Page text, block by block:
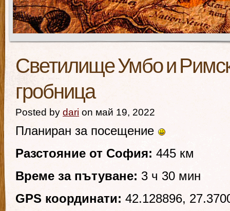
Светилище Умбо и
гробница
Posted by dari on май 19, 2022
Планиран за посещение
Разстояние от София: 445 км
Време за пътуване: 3 ч 30 мин
GPS координати: 42.128896,